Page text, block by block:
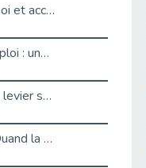
« Confiance en soi et acceptation du handicap » : un levier puissant vers l’emploi
Handicap et emploi : une matinée pour briser les tabous
L’alternance : un levier stratégique pour recruter et inclure durablement
Fibromyalgie : Quand la douleur invisible s’invite au bureau